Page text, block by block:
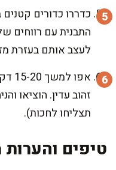
כדררו כדורים
לעצב אותם בעזרת
זהוב עדין. הוציאו
תצליחו לחכות).
טיפים